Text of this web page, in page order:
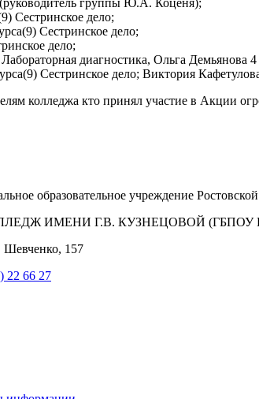
Сестринское дело;
Сестринское дело;
дело;
диагностика, Ольга Демьянова
Сестринское дело; Виктория
колледжа кто принял участие в Акции
образовательное учреждение
ИМЕНИ Г.В. КУЗНЕЦОВОЙ (ГБПОУ
Шевченко, 157
22 66 27